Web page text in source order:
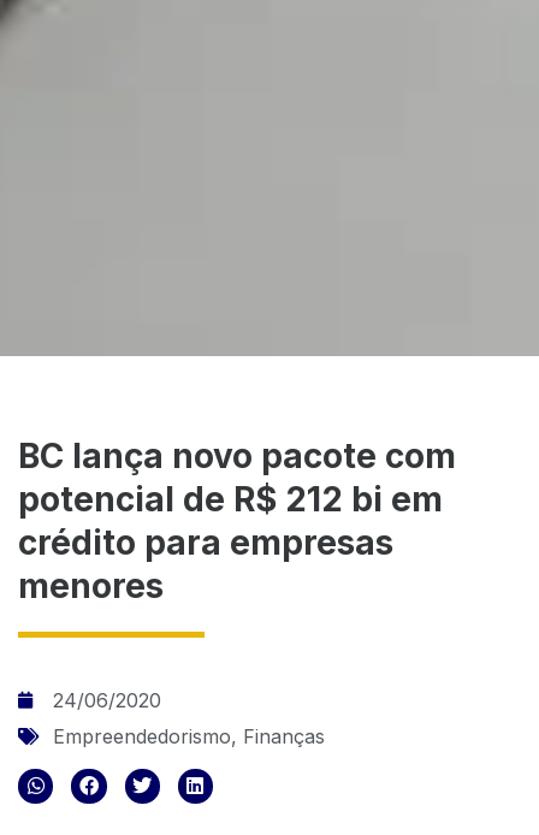
BC lança novo pacote com
potencial de R$ 212 bi em
crédito para empresas
menores
24/06/2020
Empreendedorismo, Finanças